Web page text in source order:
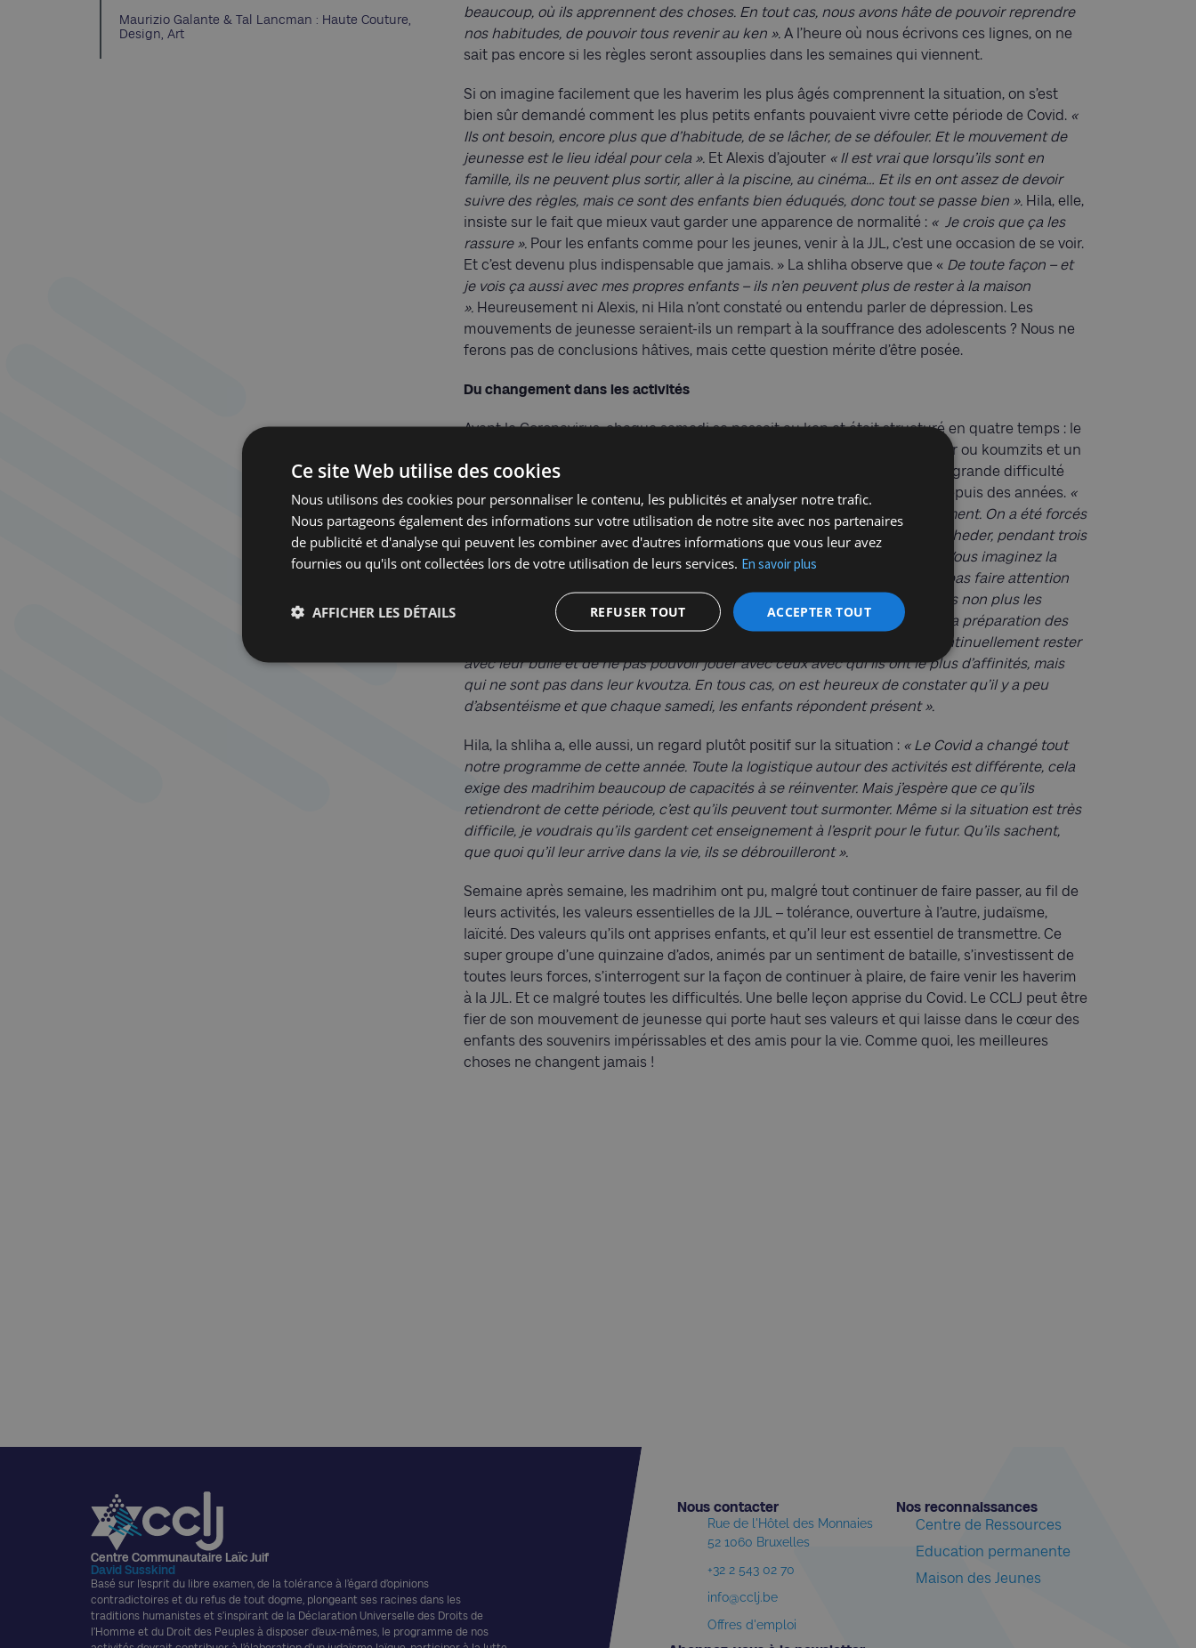
Maurizio Galante & Tal Lancman : Haute Couture,
Design, Art
beaucoup, où ils apprennent des choses. En tout cas, nous avons hâte de pouvoir reprendre
nos habitudes, de pouvoir tous revenir au ken ». A l’heure où nous écrivons ces lignes, on ne
sait pas encore si les règles seront assouplies dans les semaines qui viennent.
Si on imagine facilement que les haverim les plus âgés comprennent la situation, on s’est
bien sûr demandé comment les plus petits enfants pouvaient vivre cette période de Covid. «
Ils ont besoin, encore plus que d’habitude, de se lâcher, de se défouler. Et le mouvement de
jeunesse est le lieu idéal pour cela ». Et Alexis d’ajouter « Il est vrai que lorsqu’ils sont en
famille, ils ne peuvent plus sortir, aller à la piscine, au cinéma… Et ils en ont assez de devoir
suivre des règles, mais ce sont des enfants bien éduqués, donc tout se passe bien ». Hila, elle,
insiste sur le fait que mieux vaut garder une apparence de normalité : « Je crois que ça les
rassure ». Pour les enfants comme pour les jeunes, venir à la JJL, c’est une occasion de se voir.
Et c’est devenu plus indispensable que jamais. » La shliha observe que « De toute façon – et
je vois ça aussi avec mes propres enfants – ils n’en peuvent plus de rester à la maison
». Heureusement ni Alexis, ni Hila n’ont constaté ou entendu parler de dépression. Les
mouvements de jeunesse seraient-ils un rempart à la souffrance des adolescents ? Nous ne
ferons pas de conclusions hâtives, mais cette question mérite d’être posée.
Du changement dans les activités
Avant le Coronavirus, chaque samedi se passait au ken et était structuré en quatre temps : le
mifkad qui rassemblait tout le mouvement, la peoula en kvoutza, le goûter ou koumzits et un
grand jeu sur des sujets très variés auquel participait toute la JJL. La plus grande difficulté
des madrihim a peut-être été de devoir changer ce schéma en vigueur depuis des années. «
On a supprimé le mifkad et toutes les activités étendues à tout le mouvement. On a été forcés
de faire des activités, des grands jeux, où chaque kvoutza reste dans son heder, pendant trois
heures et ce pour respecter les conditions d’hygiène. »
« Vous imaginez la
difficulté pour les plus jeunes. Un petit exemple : avant, nous ne devions pas faire attention
lorsque tous les enfants touchaient une même balle ! Nous ne devions pas non plus les
compter pour respecter le nombre d’enfants imposés. Tout cela pèse sur la préparation des
activités. Quant aux enfants, ils sont parfois un peu frustrés de devoir continuellement rester
avec leur bulle et de ne pas pouvoir jouer avec ceux avec qui ils ont le plus d’affinités, mais
qui ne sont pas dans leur kvoutza. En tous cas, on est heureux de constater qu’il y a peu
d’absentéisme et que chaque samedi, les enfants répondent présent ».
Hila, la shliha a, elle aussi, un regard plutôt positif sur la situation : « Le Covid a changé tout
notre programme de cette année. Toute la logistique autour des activités est différente, cela
exige des madrihim beaucoup de capacités à se réinventer. Mais j’espère que ce qu’ils
retiendront de cette période, c’est qu’ils peuvent tout surmonter. Même si la situation est très
difficile, je voudrais qu’ils gardent cet enseignement à l’esprit pour le futur. Qu’ils sachent,
que quoi qu’il leur arrive dans la vie, ils se débrouilleront ».
Semaine après semaine, les madrihim ont pu, malgré tout continuer de faire passer, au fil de
leurs activités, les valeurs essentielles de la JJL – tolérance, ouverture à l’autre, judaïsme,
laïcité. Des valeurs qu’ils ont apprises enfants, et qu’il leur est essentiel de transmettre. Ce
super groupe d’une quinzaine d’ados, animés par un sentiment de bataille, s’investissent de
toutes leurs forces, s’interrogent sur la façon de continuer à plaire, de faire venir les haverim
à la JJL. Et ce malgré toutes les difficultés. Une belle leçon apprise du Covid. Le CCLJ peut être
fier de son mouvement de jeunesse qui porte haut ses valeurs et qui laisse dans le cœur des
enfants des souvenirs impérissables et des amis pour la vie. Comme quoi, les meilleures
choses ne changent jamais !
Centre Communautaire Laïc Juif
David Susskind
Basé sur l’esprit du libre examen, de la tolérance à l’égard d’opinions
contradictoires et du refus de tout dogme, plongeant ses racines dans les
traditions humanistes et s’inspirant de la Déclaration Universelle des Droits de
l’Homme et du Droit des Peuples à disposer d’eux-mêmes, le programme de nos
Nous contacter​
Rue de l'Hôtel des Monnaies
52 1060 Bruxelles
+32 2 543 02 70
info@cclj.be
Offres d'emploi
Nos reconnaissances​
Centre de Ressources
Education permanente
Maison des Jeunes
Ce site Web utilise des cookies
Nous utilisons des cookies pour personnaliser le contenu, les publicités et analyser notre trafic.
Nous partageons également des informations sur votre utilisation de notre site avec nos partenaires
de publicité et d'analyse qui peuvent les combiner avec d'autres informations que vous leur avez
fournies ou qu'ils ont collectées lors de votre utilisation de leurs services. En savoir plus
ACCEPTER TOUT
REFUSER TOUT
AFFICHER LES DÉTAILS